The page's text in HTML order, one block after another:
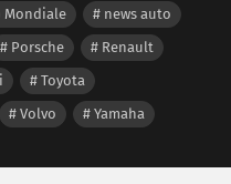
Mondiale
news auto
Porsche
Renault
Toyota
Volvo Yamaha